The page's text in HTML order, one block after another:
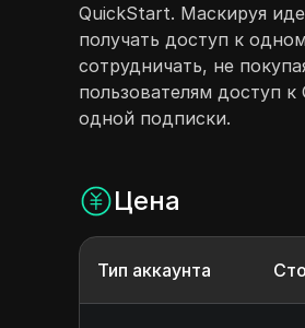
QuickStart. Маскируя
получать доступ к
сотрудничать, не
пользователям доступ
одной подписки.
Цена
Тип аккаунта